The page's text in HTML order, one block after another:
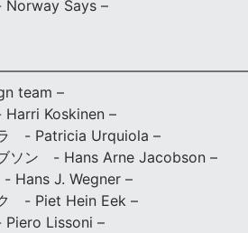
Norway Says –
team –
Koskinen –
- Patricia Urquiola –
ソン - Hans Arne Jacobson –
Hans J. Wegner –
- Piet Hein Eek –
Lissoni –